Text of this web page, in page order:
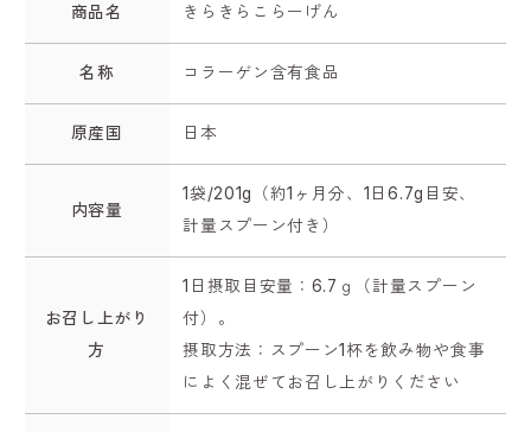
商品名 きらきらこらーげん
名称 コラーゲン含有食品
原産国 日本
内容量
1袋/201g（約1ヶ月分、1日6.7g目安、
計量スプーン付き）
お召し上がり
方
1日摂取目安量：6.7ｇ（計量スプーン
付）。
摂取方法：スプーン1杯を飲み物や食事
によく混ぜてお召し上がりください